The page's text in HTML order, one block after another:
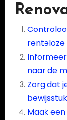
renteloze
naar de
Zorg dat
Maak